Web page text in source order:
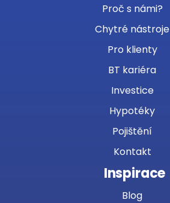
Proč s námi?
Chytré nástroje
Pro klienty
BT kariéra
Investice
Hypotéky
Pojištění
Kontakt
Inspirace
Blog